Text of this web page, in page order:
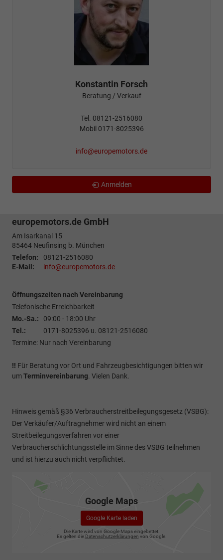
Konstantin Forsch
Beratung / Verkauf
Tel. 08121-2516080
Mobil 0171-8025396
info@europemotors.de
Anmelden
europemotors.de GmbH
Am Isarkanal 15
85464 Neufinsing b. München
Telefon:
08121-2516080
E-Mail:
info@europemotors.de
Öffnungszeiten nach Vereinbarung
Telefonische Erreichbarkeit
Mo.-Sa.:
09:00 - 18:00 Uhr
Tel.:
0171-8025396 u. 08121-2516080
Termine: Nur nach Vereinbarung
!! Für Beratung vor Ort und Fahrzeugbesichtigungen bitten wir
umTerminvereinbarung. Vielen Dank.
Hinweis gemäß §36 Verbraucherstreitbeilegungsgesetz (VSBG):
Der Verkäufer/Auftragnehmer wird nicht an einem
Streitbeilegungsverfahren vor einer
Verbraucherschlichtungsstelle im Sinne des VSBG teilnehmen
und ist hierzu auch nicht verpflichtet.
Google Maps
Google Karte laden
Die Karte wird von Google Maps eingebettet.
Es gelten die Datenschutzerklärungen von Google.